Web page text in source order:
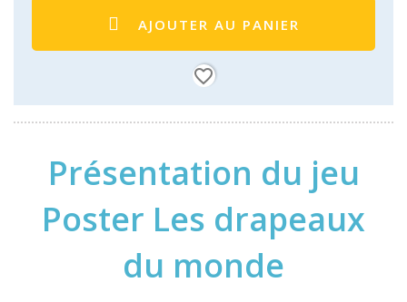
AJOUTER AU PANIER
favorite_border
Présentation du jeu
Poster Les drapeaux
du monde